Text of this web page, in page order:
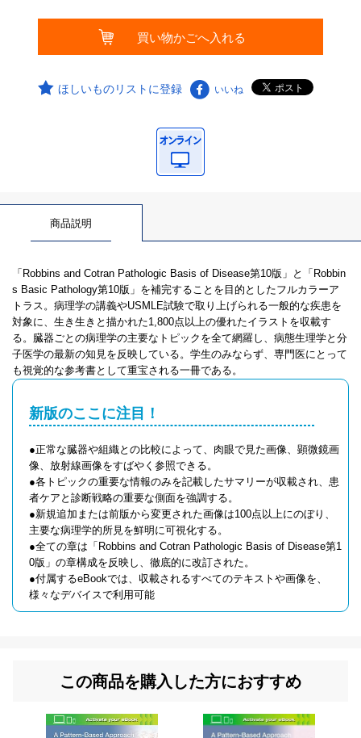
ほしいものリストに登録 いいね
商品説明
「Robbins and Cotran Pathologic Basis of Disease第10版」と「Robbin
s Basic Pathology第10版」を補完することを目的としたフルカラーア
トラス。病理学の講義やUSMLE試験で取り上げられる一般的な疾患を
対象に、生き生きと描かれた1,800点以上の優れたイラストを収載す
る。臓器ごとの病理学の主要なトピックを全て網羅し、病態生理学と分
子医学の最新の知見を反映している。学生のみならず、専門医にとって
も視覚的な参考書として重宝される一冊である。
新版のここに注目！
●正常な臓器や組織との比較によって、肉眼で見た画像、顕微鏡画
像、放射線画像をすばやく参照できる。
●各トピックの重要な情報のみを記載したサマリーが収載され、患
者ケアと診断戦略の重要な側面を強調する。
●新規追加または前版から変更された画像は100点以上にのぼり、
主要な病理学的所見を鮮明に可視化する。
●全ての章は「Robbins and Cotran Pathologic Basis of Disease第1
0版」の章構成を反映し、徹底的に改訂された。
●付属するeBookでは、収載されるすべてのテキストや画像を、
様々なデバイスで利用可能
この商品を購入した方におすすめ